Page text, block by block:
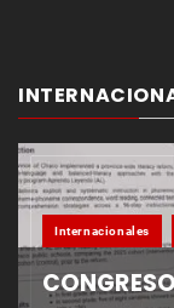
Internacionales